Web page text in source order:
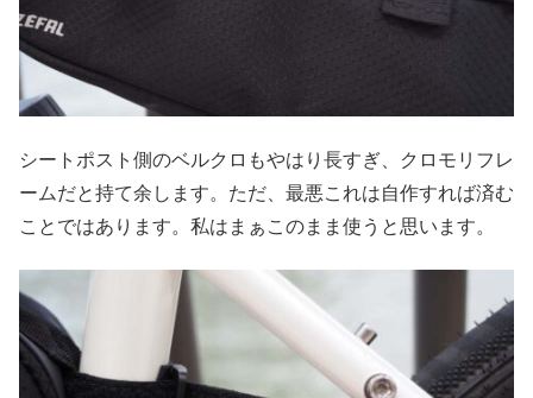
シートポスト側のベルクロもやはり長すぎ、クロモリフレ
ームだと持て余します。ただ、最悪これは自作すれば済む
ことではあります。私はまぁこのまま使うと思います。